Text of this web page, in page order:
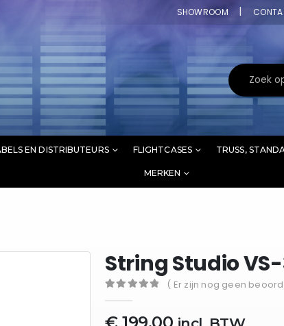
SHOWROOM
EN DISTRIBUTEURS FLIGHTCASES TRUSS,
MERKEN
String Studio
( Er zijn nog geen